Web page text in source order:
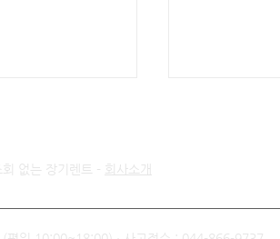
회 없는 장기렌트 - 회사소개